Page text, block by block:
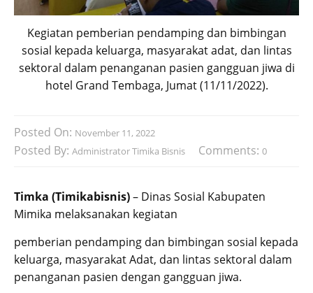
Kegiatan pemberian pendamping dan bimbingan
sosial kepada keluarga, masyarakat adat, dan lintas
sektoral dalam penanganan pasien gangguan jiwa di
hotel Grand Tembaga, Jumat (11/11/2022).
Posted On: November 11, 2022
Posted By: Administrator Timika Bisnis Comments: 0
Timka (Timikabisnis)– Dinas Sosial Kabupaten
Mimika melaksanakan kegiatan
pemberian pendamping dan bimbingan sosial kepada
keluarga, masyarakat Adat, dan lintas sektoral dalam
penanganan pasien dengan gangguan jiwa.